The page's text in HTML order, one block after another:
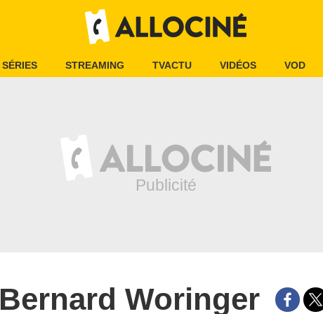
SÉRIES STREAMING TVACTU VIDÉOS VOD
Bernard Woringer